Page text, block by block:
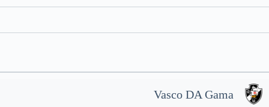
Vasco DA Gama